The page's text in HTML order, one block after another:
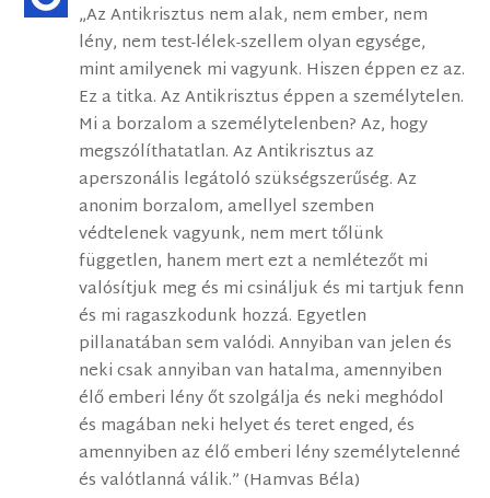
„Az Antikrisztus nem alak, nem ember, nem
lény, nem test-lélek-szellem olyan egysége,
mint amilyenek mi vagyunk. Hiszen éppen ez az.
Ez a titka. Az Antikrisztus éppen a személytelen.
Mi a borzalom a személytelenben? Az, hogy
megszólíthatatlan. Az Antikrisztus az
aperszonális legátoló szükségszerűség. Az
anonim borzalom, amellyel szemben
védtelenek vagyunk, nem mert tőlünk
független, hanem mert ezt a nemlétezőt mi
valósítjuk meg és mi csináljuk és mi tartjuk fenn
és mi ragaszkodunk hozzá. Egyetlen
pillanatában sem valódi. Annyiban van jelen és
neki csak annyiban van hatalma, amennyiben
élő emberi lény őt szolgálja és neki meghódol
és magában neki helyet és teret enged, és
amennyiben az élő emberi lény személytelenné
és valótlanná válik.” (Hamvas Béla)